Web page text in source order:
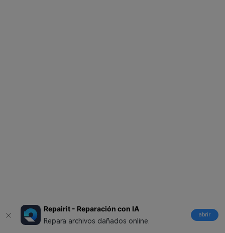
Repairit - Reparación con IA
Repara archivos dañados online.
abrir